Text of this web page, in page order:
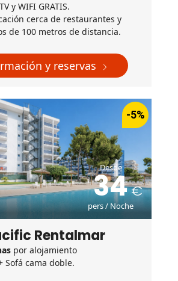
y WIFI GRATIS.
cerca de restaurantes y
de 100 metros de distancia.
y reservas
-5%
Desde
34
pers / Noche
Rentalmar
por alojamiento
Sofá cama doble.